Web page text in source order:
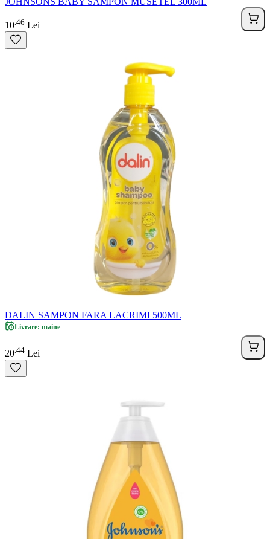
10 46 Lei
DALIN SAMPON FARA LACRIMI 500ML
Livrare: maine
20 44 Lei